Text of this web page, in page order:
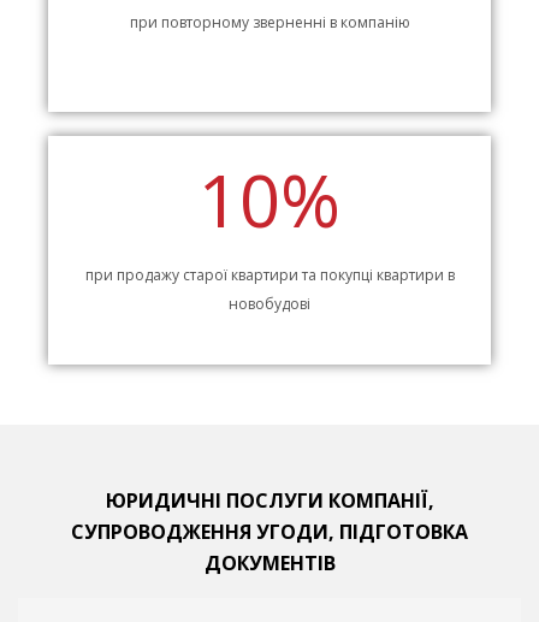
при повторному зверненні в компанію
10%
при продажу старої квартири та покупці квартири в
новобудові
ЮРИДИЧНІ ПОСЛУГИ КОМПАНІЇ,
СУПРОВОДЖЕННЯ УГОДИ, ПІДГОТОВКА
ДОКУМЕНТІВ